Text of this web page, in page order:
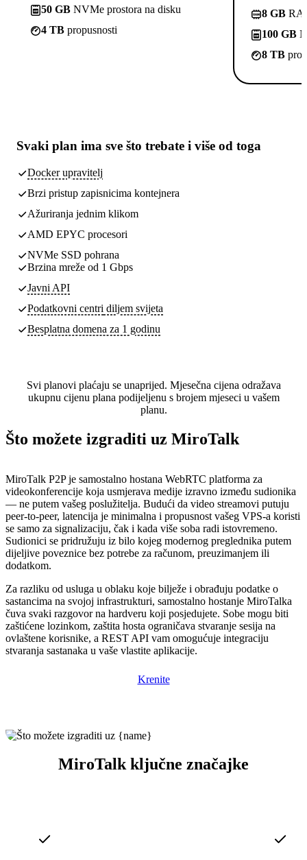
50 GB NVMe prostora na disku
4 TB propusnosti
8 GB
100 GB
8 TB
Svaki plan ima sve što trebate i više od toga
Docker upravitelj
Brzi pristup zapisnicima kontejnera
Ažuriranja jednim klikom
AMD EPYC procesori
NVMe SSD pohrana
Brzina mreže od 1 Gbps
Javni API
Podatkovni centri diljem svijeta
Besplatna domena za 1 godinu
Svi planovi plaćaju se unaprijed. Mjesečna cijena odražava
ukupnu cijenu plana podijeljenu s brojem mjeseci u vašem
planu.
Što možete izgraditi uz MiroTalk
MiroTalk P2P je samostalno hostana WebRTC platforma za
videokonferencije koja usmjerava medije izravno između sudionika
— ne putem vašeg poslužitelja. Budući da video streamovi putuju
peer-to-peer, latencija je minimalna i propusnost vašeg VPS-a koristi
se samo za signalizaciju, čak i kada više soba radi istovremeno.
Sudionici se pridružuju iz bilo kojeg modernog preglednika putem
dijeljive poveznice bez potrebe za računom, preuzimanjem ili
dodatkom.
Za razliku od usluga u oblaku koje bilježe i obrađuju podatke o
sastancima na svojoj infrastrukturi, samostalno hostanje MiroTalka
čuva svaki razgovor na hardveru koji posjedujete. Sobe mogu biti
zaštićene lozinkom, zaštita hosta ograničava stvaranje sesija na
ovlaštene korisnike, a REST API vam omogućuje integraciju
stvaranja sastanaka u vaše vlastite aplikacije.
Krenite
MiroTalk ključne značajke